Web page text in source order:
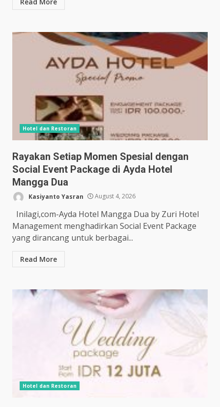
Hotel dan Restoran
Rayakan Setiap Momen Spesial dengan
Social Event Package di Ayda Hotel
Mangga Dua
Kasiyanto Yasran August 4, 2026
Inilagi,com-Ayda Hotel Mangga Dua by Zuri Hotel
Management menghadirkan Social Event Package
yang dirancang untuk berbagai...
Read More
Hotel dan Restoran